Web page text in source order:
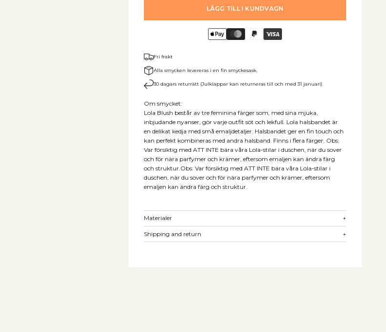
LÄGG TILL I KUNDVAGN
Fri frakt
Alla smycken levereras i en fin smyckesask.
30 dagars returrätt (Julklappar kan returneras till och med 31 januari)
Om smycket:
Lola Blush består av tre feminina färger som, med sina mjuka,
inbjudande nyanser, gör varje outfit söt och lekfull. Lola halsbandet är
en delikat kedja med små emaljdetaljer. Halsbandet ger en fin touch och
kan perfekt kombineras med andra halsband. Finns i flera färger. Obs:
Var försiktig med ATT INTE bära våra Lola-stilar i duschen, när du sover
och för nära parfymer och krämer, eftersom emaljen kan ändra färg
och struktur.Obs: Var försiktig med ATT INTE bära våra Lola-stilar i
duschen, när du sover och för nära parfymer och krämer, eftersom
emaljen kan ändra färg och struktur.
Materialer +
Shipping and return +